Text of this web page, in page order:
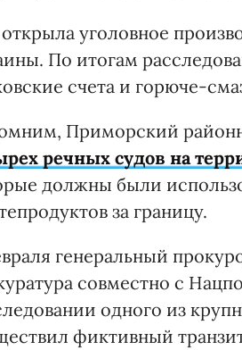
уголовное
По итогам
счета и горюче-
Приморский
речных судов на
должны были
за границу.
генеральный
совместно с
одного из
фиктивный